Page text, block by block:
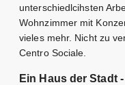
unterschiedlcihsten
Wohnzimmer mit
vieles mehr. Nicht zu
Centro Sociale.
Ein Haus der Stadt